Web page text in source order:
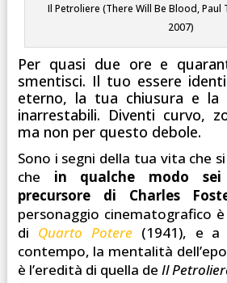
Il Petroliere (There Will Be Blood,
2007)
Per quasi due ore e
smentisci. Il tuo essere
eterno, la tua chiusura e la
inarrestabili. Diventi curvo,
ma non per questo debole.
Sono i segni della tua vita che
che in qualche modo
precursore di Charles
personaggio cinematografico
di Quarto Potere(1941), e a
contempo, la mentalità
è l’eredità di quella de Il